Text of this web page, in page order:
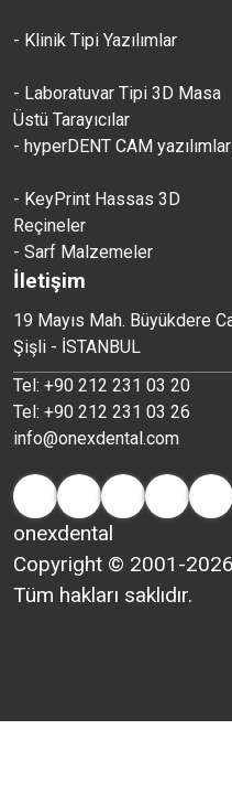
- Klinik Tipi Yazılımlar
- Laboratuvar Tipi 3D Masa
Üstü Tarayıcılar
- hyperDENT CAM
- KeyPrint Hassas 3D
Reçineler
- Sarf Malzemeler
İletişim
19 Mayıs Mah. Büyükdere
Şişli - İSTANBUL
Tel: +90 212 231 03 20
Tel: +90 212 231 03 26
info@onexdental.com
onexdental
Copyright © 2001-
Tüm hakları saklıdır.